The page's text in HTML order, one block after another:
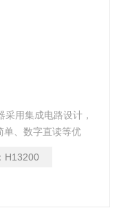
用集成电路设计，
单、数字直读等优
给仪器供电，因此
H13200